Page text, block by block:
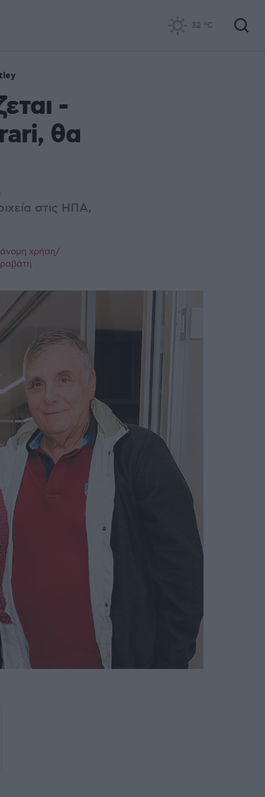
32 °C
-
θα
στις ΗΠΑ,
χρήση/